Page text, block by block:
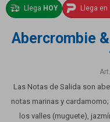
Llega HOY Llega en
Abercrombie
Las Notas de Salida son
notas marinas y
los valles (muguete),